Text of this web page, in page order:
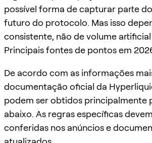
possível forma de capturar parte
futuro do protocolo. Mas isso
consistente, não de volume
Principais fontes de pontos em
De acordo com as informações
documentação oficial da
podem ser obtidos principalmente
abaixo. As regras específicas
conferidas nos anúncios e